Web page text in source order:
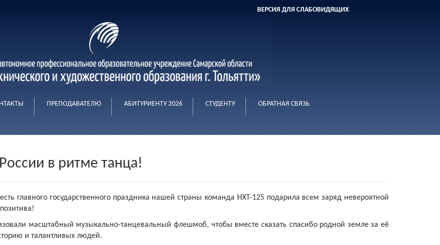
ВЕРСИЯ ДЛЯ СЛАБОВИДЯЩИХ
ПРЕПОДАВАТЕЛЮ АБИТУРИЕНТУ 2026 СТУДЕНТУ ОБРАТНАЯ СВЯЗЬ
в ритме танца!
главного государственного праздника нашей страны команда НХТ-125 подарила всем заряд невероятной
масштабный музыкально-танцевальный флешмоб, чтобы вместе сказать спасибо родной земле за её
и талантливых людей.